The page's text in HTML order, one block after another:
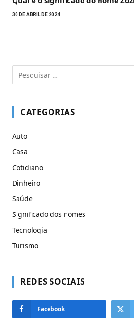
30 DE ABRIL DE 2024
CATEGORIAS
Auto
Casa
Cotidiano
Dinheiro
Saúde
Significado dos nomes
Tecnologia
Turismo
REDES SOCIAIS
Facebook